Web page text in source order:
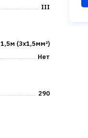
III
1,5м (3x1,5мм²)
Нет
290